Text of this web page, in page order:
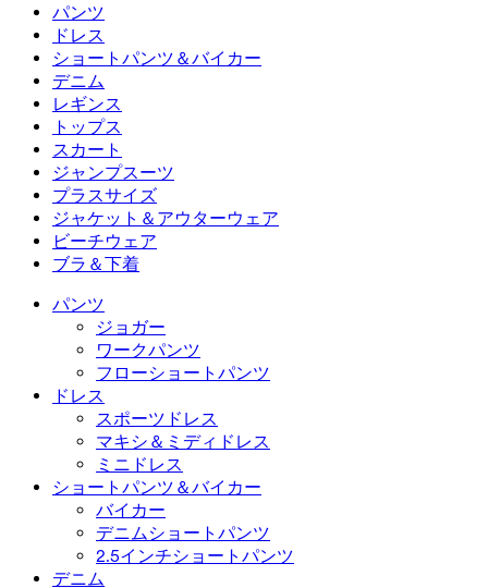
パンツ
パンツ
ジョガー
ワークパンツ
フローショートパンツ
ドレス
ドレス
スポーツドレス
マキシ＆ミディドレス
ミニドレス
ショートパンツ＆バイカー
ショートパンツ＆バイカー
バイカー
デニムショートパンツ
2.5インチショートパンツ
デニム
デニム
デニムレギンス
ワイドレッグジーンズ
デニムショートパンツ
デニムスカート
レギンス
レギンス
デニムレギンス
ヒップアップレギンス
ヨガレギンス
トップス
トップス
スポーツブラ
Tシャツ
スカート
スカート
アクティブスカート
ミニスカート
マキシ＆ミディスカート
ジャンプスーツ
ジャンプスーツ
オーバーオール
ロンパース
プラスサイズ
プラスサイズ
プラスサイズボトムス
プラスサイズトップス
プラスサイズドレス
ジャケット＆アウターウェア
ジャケット＆アウターウェア
ジャケット＆アウターウェア
アウターウェア
ビーチウェア
ビーチウェア
水着トップス
水着ボトムス
水着セット
ブラ＆下着
ブラ＆下着
ブラ
下着
パンツ
ジョガー
ワークパンツ
フローショートパンツ
ドレス
スポーツドレス
マキシ＆ミディドレス
ミニドレス
ショートパンツ＆バイカー
バイカー
デニムショートパンツ
2.5インチショートパンツ
デニム